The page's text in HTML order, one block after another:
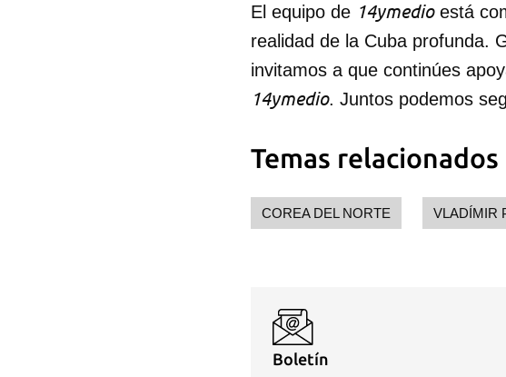
El equipo de 14ymedioestá
realidad de la Cuba profunda.
invitamos a que continúes
14ymedio. Juntos podemos
Temas relacionados
COREA DEL NORTE VLADÍMIR
Boletín